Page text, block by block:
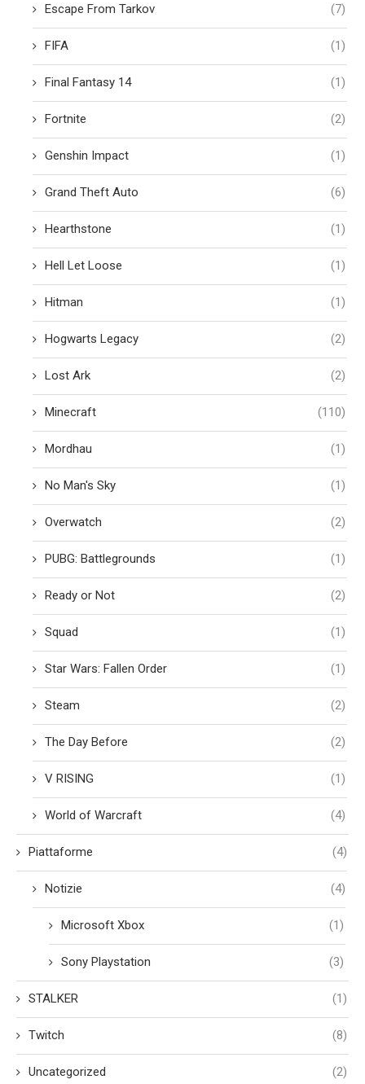
Escape From Tarkov (7)
FIFA (1)
Final Fantasy 14 (1)
Fortnite (2)
Genshin Impact (1)
Grand Theft Auto (6)
Hearthstone (1)
Hell Let Loose (1)
Hitman (1)
Hogwarts Legacy (2)
Lost Ark (2)
Minecraft (110)
Mordhau (1)
No Man's Sky (1)
Overwatch (2)
PUBG: Battlegrounds (1)
Ready or Not (2)
Squad (1)
Star Wars: Fallen Order (1)
Steam (2)
The Day Before (2)
V RISING (1)
World of Warcraft (4)
Piattaforme (4)
Notizie (4)
Microsoft Xbox (1)
Sony Playstation (3)
STALKER (1)
Twitch (8)
Uncategorized (2)